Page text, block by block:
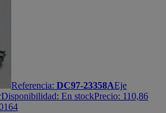
Referencia: DC97-23358AEje
Disponibilidad: En stockPrecio: 110,86